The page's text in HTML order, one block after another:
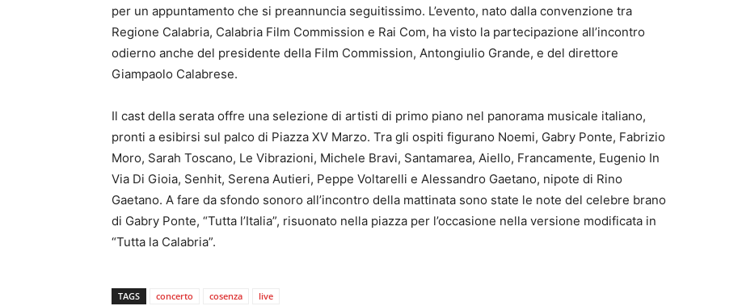
per un appuntamento che si preannuncia seguitissimo. L’evento, nato dalla convenzione tra
Regione Calabria, Calabria Film Commission e Rai Com, ha visto la partecipazione all’incontro
odierno anche del presidente della Film Commission, Antongiulio Grande, e del direttore
Giampaolo Calabrese.
Il cast della serata offre una selezione di artisti di primo piano nel panorama musicale italiano,
pronti a esibirsi sul palco di Piazza XV Marzo. Tra gli ospiti figurano Noemi, Gabry Ponte, Fabrizio
Moro, Sarah Toscano, Le Vibrazioni, Michele Bravi, Santamarea, Aiello, Francamente, Eugenio In
Via Di Gioia, Senhit, Serena Autieri, Peppe Voltarelli e Alessandro Gaetano, nipote di Rino
Gaetano. A fare da sfondo sonoro all’incontro della mattinata sono state le note del celebre brano
di Gabry Ponte, “Tutta l’Italia”, risuonato nella piazza per l’occasione nella versione modificata in
“Tutta la Calabria”.
TAGS concerto cosenza live